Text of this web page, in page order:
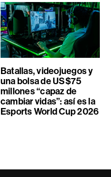
Batallas, videojuegos y
una bolsa de US$75
millones “capaz de
cambiar vidas”: así es la
Esports World Cup 2026